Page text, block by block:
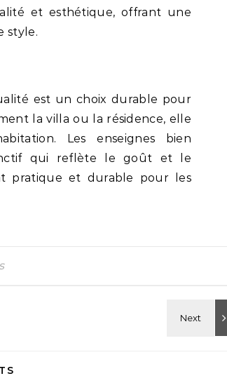
et esthétique, offrant une
style.
est un choix durable pour
la villa ou la résidence, elle
Les enseignes bien
qui reflète le goût et le
pratique et durable pour les